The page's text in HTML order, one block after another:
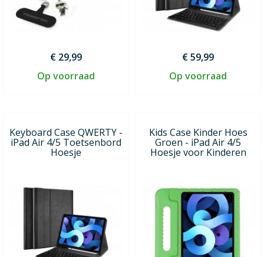
€ 29,99
Op voorraad
€ 59,99
Op voorraad
Keyboard Case QWERTY -
iPad Air 4/5 Toetsenbord
Hoesje
Kids Case Kinder Hoes
Groen - iPad Air 4/5
Hoesje voor Kinderen